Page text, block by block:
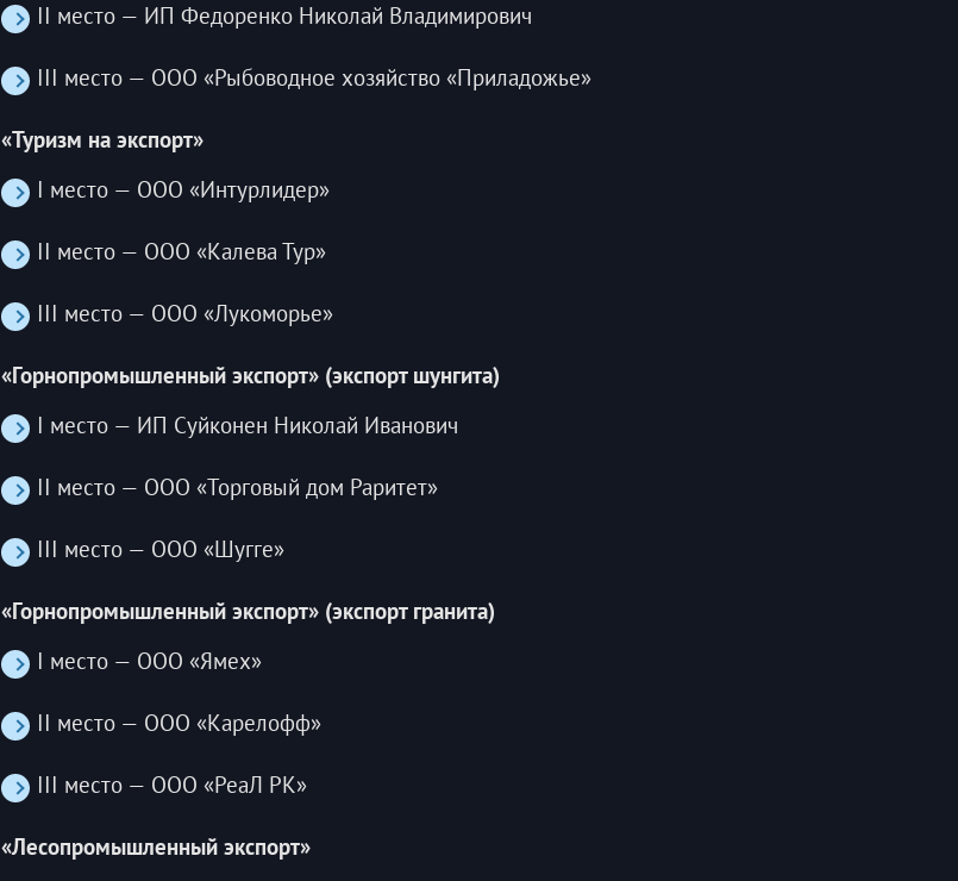
II место — ИП Федоренко Николай Владимирович
III место — ООО «Рыбоводное хозяйство «Приладожье»
«Туризм на экспорт»
I место — ООО «Интурлидер»
II место — ООО «Калева Тур»
III место — ООО «Лукоморье»
«Горнопромышленный экспорт» (экспорт шунгита)
I место — ИП Суйконен Николай Иванович
II место — ООО «Торговый дом Раритет»
III место — ООО «Шугге»
«Горнопромышленный экспорт» (экспорт гранита)
I место — ООО «Ямех»
II место — ООО «Карелофф»
III место — ООО «РеаЛ РК»
«Лесопромышленный экспорт»